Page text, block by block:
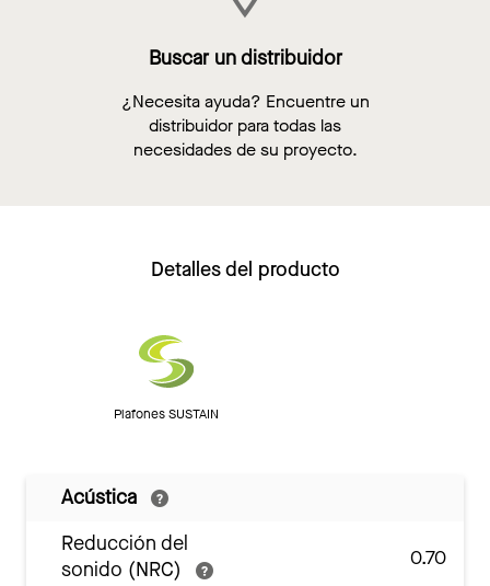
Buscar un distribuidor
¿Necesita ayuda? Encuentre un
distribuidor para todas las
necesidades de su proyecto.
Detalles del producto
Plafones SUSTAIN
Acústica
Reducción del
sonido (NRC)
0.70